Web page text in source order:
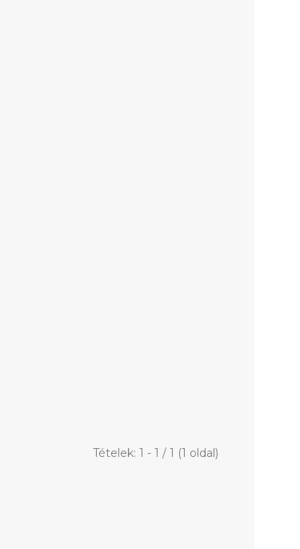
Tételek: 1 - 1 / 1 (1 oldal)